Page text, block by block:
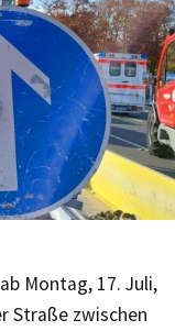
Montag, 17. Juli,
Straße zwischen